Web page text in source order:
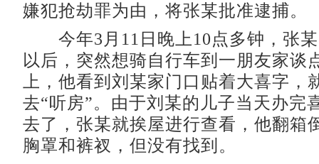
嫌犯抢劫罪为由，将张某批准逮捕。
今年3月11日晚上10点多钟，张某
以后，突然想骑自行车到一朋友家谈
上，他看到刘某家门口贴着大喜字，
去“听房”。由于刘某的儿子当天办完
去了，张某就挨屋进行查看，他翻箱
胸罩和裤衩，但没有找到。